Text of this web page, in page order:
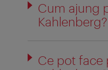
Cum ajung
Kahlenberg?
Ce pot face